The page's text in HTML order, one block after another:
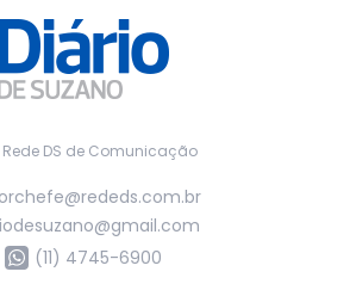
Rede DS de Comunicação
(11) 4745-6900